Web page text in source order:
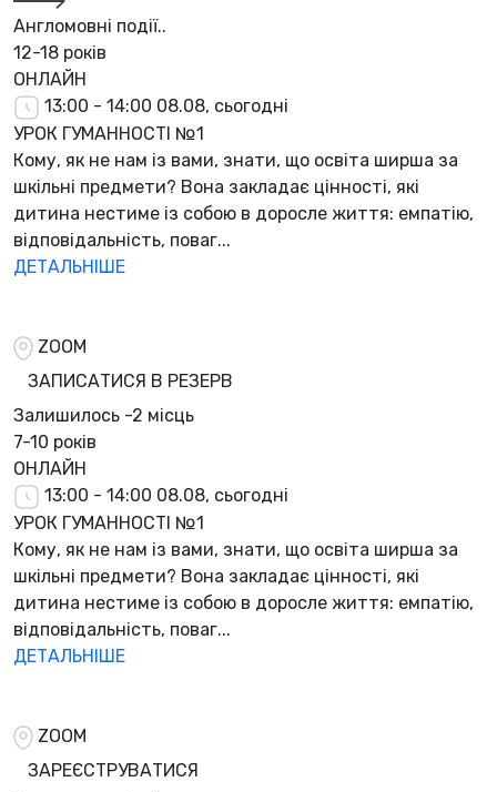
Англомовні події..
12-18 років
ОНЛАЙН
13:00 - 14:00 08.08, сьогодні
УРОК ГУМАННОСТІ №1
Кому, як не нам із вами, знати, що освіта ширша за
шкільні предмети? Вона закладає цінності, які
дитина нестиме із собою в доросле життя: емпатію,
відповідальність, поваг...
ДЕТАЛЬНІШЕ
ZOOM
ЗАПИСАТИСЯ В РЕЗЕРВ
Залишилось -2 місць
7-10 років
ОНЛАЙН
13:00 - 14:00 08.08, сьогодні
УРОК ГУМАННОСТІ №1
Кому, як не нам із вами, знати, що освіта ширша за
шкільні предмети? Вона закладає цінності, які
дитина нестиме із собою в доросле життя: емпатію,
відповідальність, поваг...
ДЕТАЛЬНІШЕ
ZOOM
ЗАРЕЄСТРУВАТИСЯ